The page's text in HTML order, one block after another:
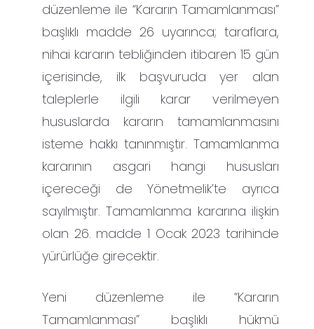
düzenleme ile “Kararın Tamamlanması”
başlıklı madde 26 uyarınca; taraflara,
nihai kararın tebliğinden itibaren 15 gün
içerisinde, ilk başvuruda yer alan
taleplerle ilgili karar verilmeyen
hususlarda kararın tamamlanmasını
isteme hakkı tanınmıştır. Tamamlanma
kararının asgari hangi hususları
içereceği de Yönetmelik’te ayrıca
sayılmıştır. Tamamlanma kararına ilişkin
olan 26. madde 1 Ocak 2023 tarihinde
yürürlüğe girecektir.
Yeni düzenleme ile “Kararın
Tamamlanması” başlıklı hükmü